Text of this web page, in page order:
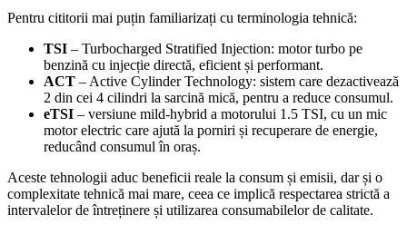
Pentru cititorii mai puțin familiarizați cu terminologia tehnică:
TSI – Turbocharged Stratified Injection: motor turbo pe
benzină cu injecție directă, eficient și performant.
ACT – Active Cylinder Technology: sistem care dezactivează
2 din cei 4 cilindri la sarcină mică, pentru a reduce consumul.
eTSI – versiune mild-hybrid a motorului 1.5 TSI, cu un mic
motor electric care ajută la porniri și recuperare de energie,
reducând consumul în oraș.
Aceste tehnologii aduc beneficii reale la consum și emisii, dar și o
complexitate tehnică mai mare, ceea ce implică respectarea strictă a
intervalelor de întreținere și utilizarea consumabilelor de calitate.